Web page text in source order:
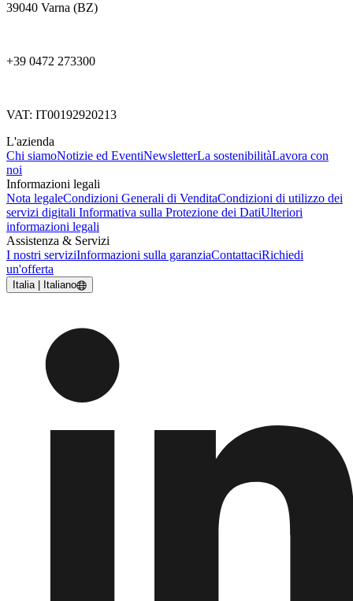
39040 Varna (BZ)
+39 0472 273300
VAT: IT00192920213
L'azienda
Chi siamoNotizie ed EventiNewsletterLa sostenibilitàLavora con
noi
Informazioni legali
Nota legaleCondizioni Generali di VenditaCondizioni di utilizzo dei
servizi digitali Informativa sulla Protezione dei DatiUlteriori
informazioni legali
Assistenza & Servizi
I nostri serviziInformazioni sulla garanziaContattaciRichiedi
un'offerta
Italia | Italiano